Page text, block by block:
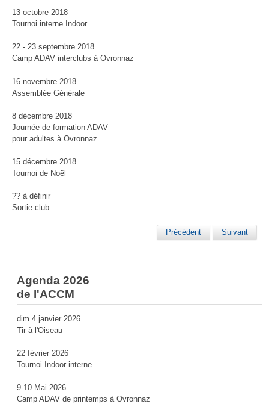
13 octobre 2018
Tournoi interne Indoor
22 - 23 septembre 2018
Camp ADAV interclubs à Ovronnaz
16 novembre 2018
Assemblée Générale
8 décembre 2018
Journée de formation ADAV
pour adultes à Ovronnaz
15 décembre 2018
Tournoi de Noël
?? à définir
Sortie club
Précédent Suivant
Agenda 2026
de l'ACCM
dim 4 janvier 2026
Tir à l'Oiseau
22 février 2026
Tournoi Indoor interne
9-10 Mai 2026
Camp ADAV de printemps à Ovronnaz